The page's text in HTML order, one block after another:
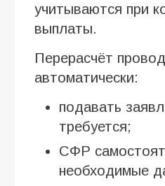
учитываются при
выплаты.
Перерасчёт
автоматически:
подавать
требуется;
СФР
необходимые